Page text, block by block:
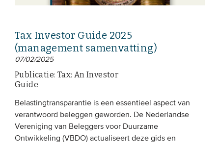
Tax Investor Guide 2025
(management samenvatting)
07/02/2025
Publicatie: Tax: An Investor
Guide
Belastingtransparantie is een essentieel aspect van
verantwoord beleggen geworden. De Nederlandse
Vereniging van Beleggers voor Duurzame
Ontwikkeling (VBDO) actualiseert deze gids en